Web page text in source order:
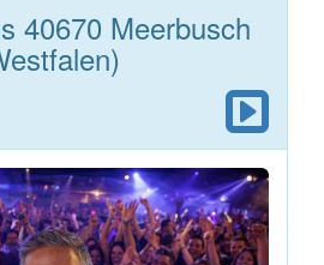
40670 Meerbusch